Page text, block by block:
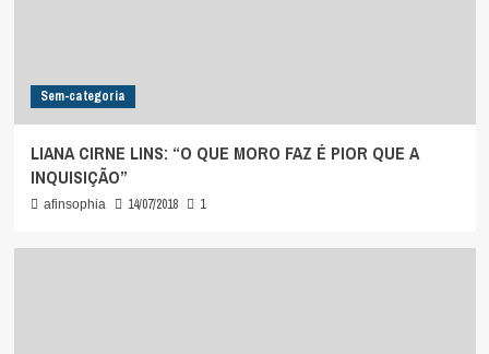
Sem-categoria
LIANA CIRNE LINS: “O QUE MORO FAZ É PIOR QUE A
INQUISIÇÃO”
afinsophia 14/07/2018 1